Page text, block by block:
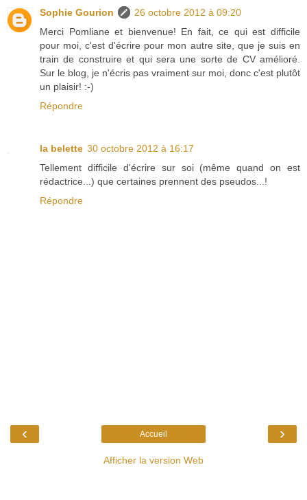
Sophie Gourion
26 octobre 2012 à 09:20
Merci Pomliane et bienvenue! En fait, ce qui est difficile
pour moi, c'est d'écrire pour mon autre site, que je suis en
train de construire et qui sera une sorte de CV amélioré.
Sur le blog, je n'écris pas vraiment sur moi, donc c'est plutôt
un plaisir! :-)
Répondre
la belette 30 octobre 2012 à 16:17
Tellement difficile d'écrire sur soi (même quand on est
rédactrice...) que certaines prennent des pseudos...!
Répondre
‹ ›
Accueil
Afficher la version Web